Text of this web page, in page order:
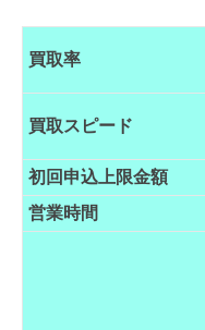
買取率
買取スピード
初回申込上限金額
営業時間